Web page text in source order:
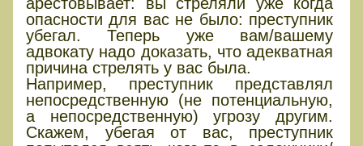
опасности для вас не было: преступник
убегал. Теперь уже вам/вашему
адвокату надо доказать, что адекватная
причина стрелять у вас была.
Например, преступник представлял
непосредственную (не потенциальную,
а непосредственную) угрозу другим.
Скажем, убегая от вас, преступник